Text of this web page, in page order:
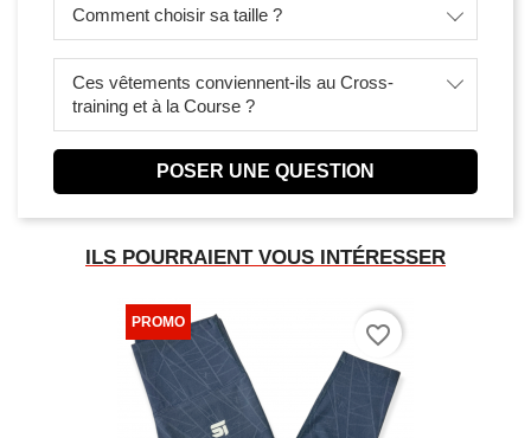
Comment choisir sa taille ?
Ces vêtements conviennent-ils au Cross-
training et à la Course ?
POSER UNE QUESTION
ILS POURRAIENT VOUS INTÉRESSER
favorite_border